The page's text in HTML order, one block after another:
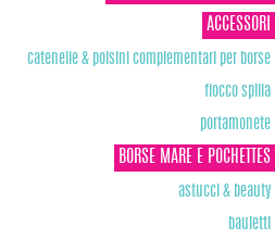
ACCESSORI
catenelle & polsini complementari per borse
fiocco spilla
portamonete
BORSE MARE E POCHETTES
astucci & beauty
bauletti